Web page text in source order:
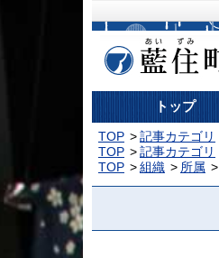
トップ
TOP 記事カテゴリ
TOP
記事カテゴリ
TOP
組織 所属